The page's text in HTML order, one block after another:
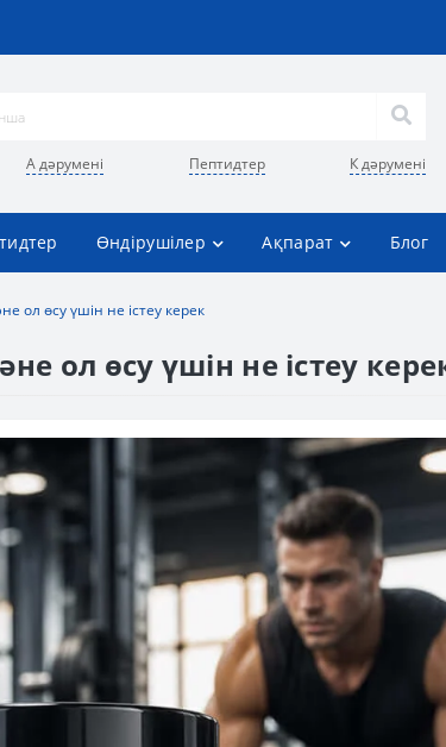
А дәрумені Пептидтер К дәрумені
Өндірушілер Ақпарат Блог
ол өсу үшін не істеу керек
ол өсу үшін не істеу